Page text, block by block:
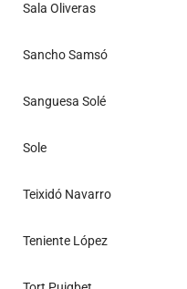
Sala Oliveras
Sancho Samsó
Sanguesa Solé
Sole
Teixidó Navarro
Teniente López